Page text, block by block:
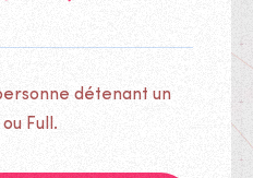
détenant un
Full.